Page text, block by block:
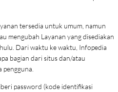
tersedia untuk umum, namun
mengubah Layanan yang disediakan
Dari waktu ke waktu, Infopedia
bagian dari situs dan/atau
password (kode identifikasi